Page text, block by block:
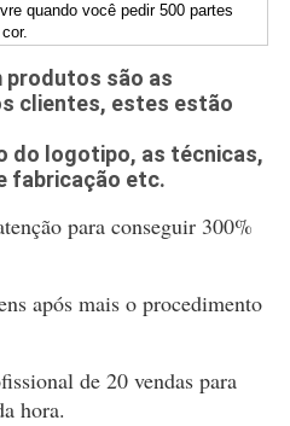
quando você pedir 500 partes
produtos são as
clientes, estes estão
do logotipo, as técnicas,
fabricação etc.
para conseguir 300%
após mais o procedimento
de 20 vendas para
hora.